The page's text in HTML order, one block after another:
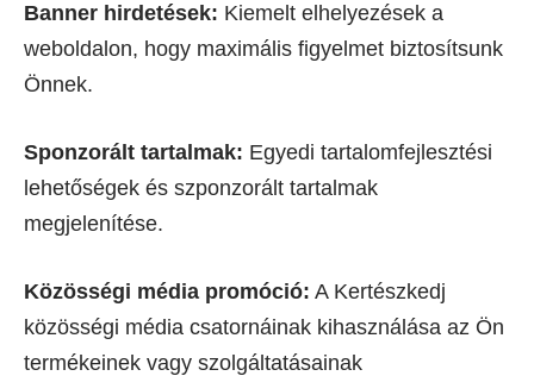
Banner hirdetések: Kiemelt elhelyezések a
weboldalon, hogy maximális figyelmet biztosítsunk
Önnek.
Sponzorált tartalmak: Egyedi tartalomfejlesztési
lehetőségek és szponzorált tartalmak
megjelenítése.
Közösségi média promóció: A Kertészkedj
közösségi média csatornáinak kihasználása az Ön
termékeinek vagy szolgáltatásainak